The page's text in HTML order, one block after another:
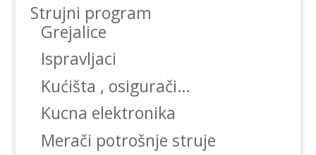
Strujni program
Grejalice
Ispravljaci
Kućišta , osigurači…
Kucna elektronika
Merači potrošnje struje